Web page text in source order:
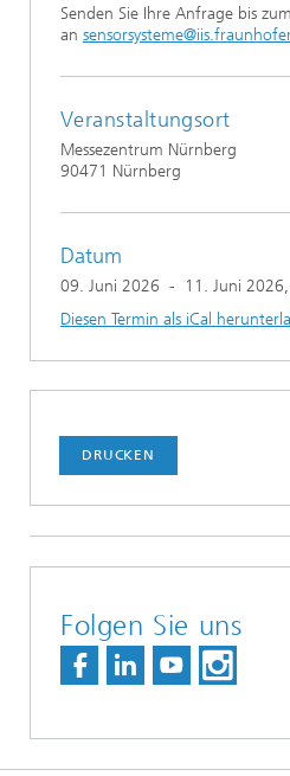
Senden Sie Ihre Anfrage bis
an
Veranstaltungsort
Messezentrum Nürnberg
90471 Nürnberg
Datum
09. Juni 2026 - 11. Juni 2026
Diesen Termin als iCal
DRUCKEN
Folgen Sie uns